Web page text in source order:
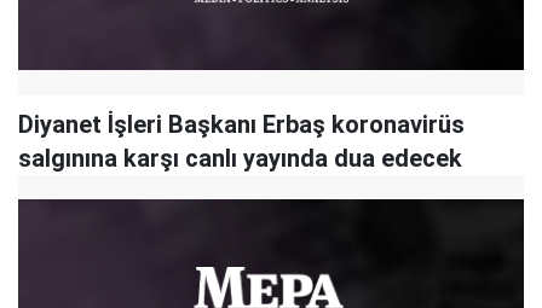
Diyanet İşleri Başkanı Erbaş koronavirüs
salgınına karşı canlı yayında dua edecek